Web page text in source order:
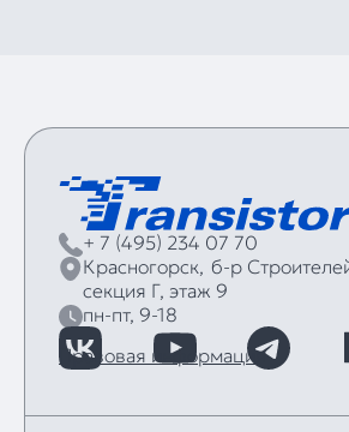
+ 7 (495) 234 07 70
Красногорск, б‑р
секция Г, этаж 9
пн-пт, 9-18
Правовая информация